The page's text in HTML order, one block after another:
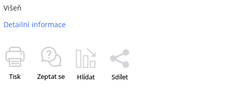
Višeň
Detailní informace
Tisk Zeptat se Hlídat Sdílet